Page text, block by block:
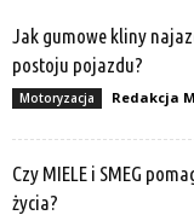
Jak gumowe kliny
postoju pojazdu?
Motoryzacja Redakcja
Czy MIELE i SMEG
życia?